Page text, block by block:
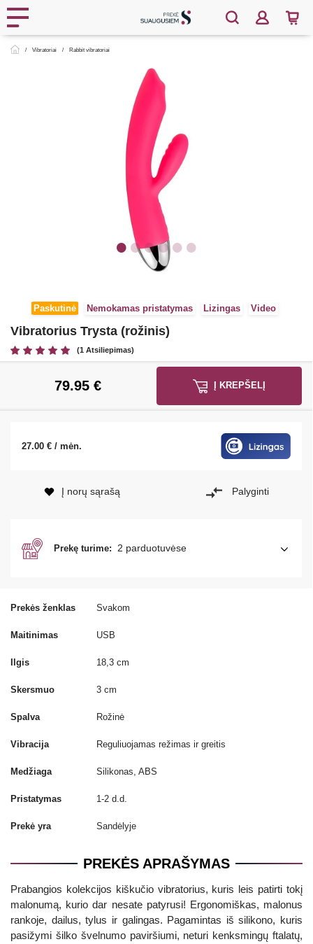
Vibratoriai Rabbit vibratoriai
Paskutinė Nemokamas pristatymas Lizingas Video
Vibratorius Trysta (rožinis)
(1 Atsiliepimas)
Prekės ženklas Svakom
Maitinimas USB
Ilgis 18,3 cm
Skersmuo 3 cm
Spalva Rožinė
Vibracija Reguliuojamas režimas ir greitis
Medžiaga Silikonas, ABS
Pristatymas 1-2 d.d.
Prekė yra Sandėlyje
79.95 €
27.00 € / mėn.
Į KREPŠELĮ
Į norų sąrašą Palyginti
Prekę turime: 2 parduotuvėse
PREKĖS APRAŠYMAS
Prabangios kolekcijos kiškučio vibratorius, kuris leis patirti tokį
malonumą, kurio dar nesate patyrusi! Ergonomiškas, malonus
rankoje, dailus, tylus ir galingas. Pagamintas iš silikono, kuris
pasižymi šilko švelnumo paviršiumi, neturi kenksmingų ftalatų,